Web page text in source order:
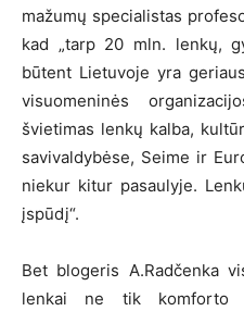
mažumų specialistas
kad „tarp 20 mln. lenkų,
būtent Lietuvoje yra
visuomeninės
švietimas lenkų kalba,
savivaldybėse, Seime ir
niekur kitur pasaulyje.
įspūdį“.
Bet blogeris A.Radčenka
lenkai ne tik komforto